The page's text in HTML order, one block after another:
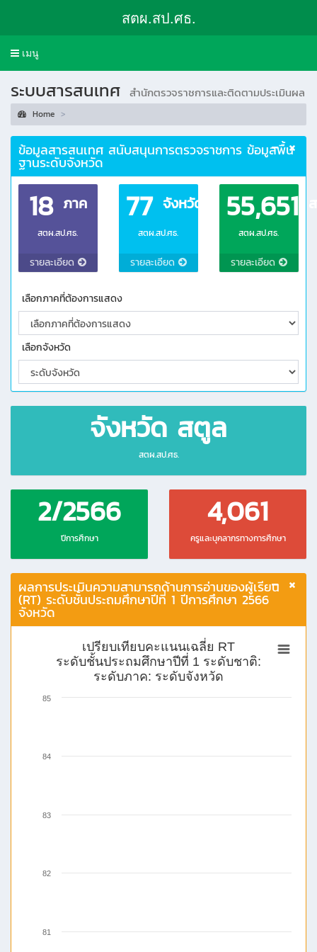
สตผ.สป.ศธ.
Toggle
เมนู
ระบบสารสนเทศ สำนักตรวจราชการและติดตามประเมินผล
Home
ข้อมูลสารสนเทศ สนับสนุนการตรวจราชการ ข้อมูลพื้น
ฐานระดับจังหวัด
18 ภาค
สตผ.สป.ศธ.
รายละเอียด
77 จังหวัด
สตผ.สป.ศธ.
รายละเอียด
55,651
สตผ.สป.ศธ.
รายละเอียด
เลือกภาคที่ต้องการแสดง
เลือกจังหวัด
จังหวัด สตูล
สตผ.สป.ศธ.
2/2566
ปีการศึกษา
4,061
ครูและบุคลากรทางการศึกษา
ผลการประเมินความสามารถด้านการอ่านของผู้เรียน
(RT) ระดับชั้นประถมศึกษาปีที่ 1 ปีการศึกษา 2566
จังหวัด
เปรียบเทียบคะแนนเฉลี่ย RT
ระดับชั้นประถมศึกษาปีที่ 1 ระดับชาติ:
ระดับภาค: ระดับจังหวัด
81
82
83
84
85